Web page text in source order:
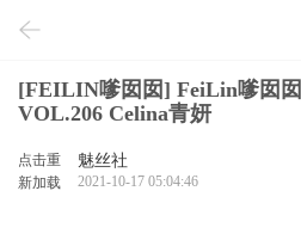
[FEILIN嗲囡囡] FeiLin嗲囡囡
VOL.206 Celina青妍
点击重
新加载
魅丝社
2021-10-17 05:04:46